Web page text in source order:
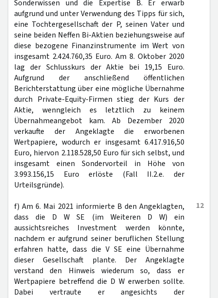
Sonderwissen und die Expertise B. Er erwarb
aufgrund und unter Verwendung des Tipps für sich,
eine Tochtergesellschaft der P, seinen Vater und
seine beiden Neffen Bi-Aktien beziehungsweise auf
diese bezogene Finanzinstrumente im Wert von
insgesamt 2.424.760,35 Euro. Am 8. Oktober 2020
lag der Schlusskurs der Aktie bei 19,15 Euro.
Aufgrund der anschließend öffentlichen
Berichterstattung über eine mögliche Übernahme
durch Private-Equity-Firmen stieg der Kurs der
Aktie, wenngleich es letztlich zu keinem
Übernahmeangebot kam. Ab Dezember 2020
verkaufte der Angeklagte die erworbenen
Wertpapiere, wodurch er insgesamt 6.417.916,50
Euro, hiervon 2.118.528,50 Euro für sich selbst, und
insgesamt einen Sondervorteil in Höhe von
3.993.156,15 Euro erlöste (Fall II.2.e. der
Urteilsgründe).
12
f) Am 6. Mai 2021 informierte B den Angeklagten,
dass die D W SE (im Weiteren D W) ein
aussichtsreiches Investment werden könnte,
nachdem er aufgrund seiner beruflichen Stellung
erfahren hatte, dass die V SE eine Übernahme
dieser Gesellschaft plante. Der Angeklagte
verstand den Hinweis wiederum so, dass er
Wertpapiere betreffend die D W erwerben sollte.
Dabei vertraute er angesichts der